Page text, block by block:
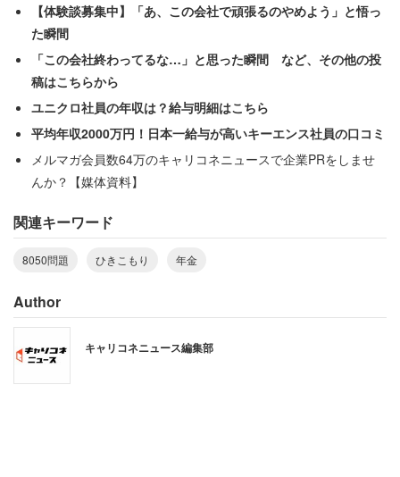
ひきこもり本人が高年齢化
【体験談募集中】「あ、この会社で頑張るのやめよう」と悟っ
た瞬間
「この会社終わってるな…」と思った瞬間 など、その他の投
稿はこちらから
ユニクロ社員の年収は？給与明細はこちら
平均年収2000万円！日本一給与が高いキーエンス社員の口コミ
メルマガ会員数64万のキャリコネニュースで企業PRをしませ
んか？【媒体資料】
関連キーワード
8050問題 ひきこもり 年金
Author
キャリコネニュース編集部